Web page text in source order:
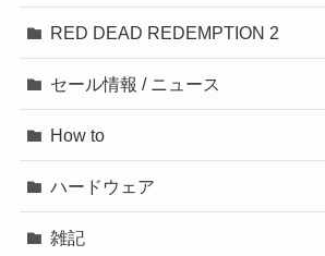
RED DEAD REDEMPTION 2
セール情報 / ニュース
How to
ハードウェア
雑記